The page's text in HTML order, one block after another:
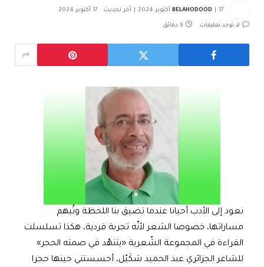
BELAHODOOD 17 أكتوبر 2024 آخر تحديث: 17 أكتوبر 2024
لا توجد تعليقات 6 دقائق
نعود إلى الأدب أحيانا عندما تضيق بنا اللحظة وتُبهم
مساراتها، خصوصا الشعر لأنّه تجربة فردية، هكذا تسلسلت
القراءة في المجموعة الشّعرية «يتنهّد في صمته الحجر»
للشاعر الجزائري عبد الحميد شكَيّل، أحسستني حينها حجرا